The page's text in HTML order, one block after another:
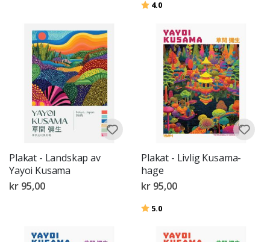
Karakter:
4.0
Plakat - Landskap av
Yayoi Kusama
kr 95,00
Plakat - Livlig Kusama-
hage
kr 95,00
Karakter:
5.0